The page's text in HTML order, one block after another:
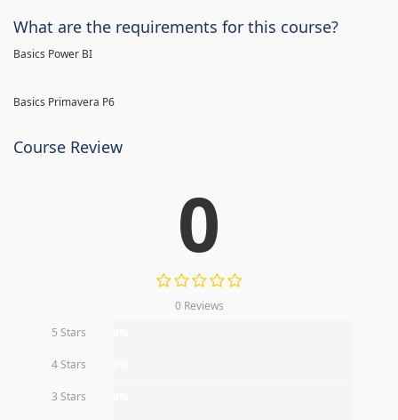
What are the requirements for this course?
Basics Power BI
Basics Primavera P6
Course Review
0
0 Reviews
5 Stars
4 Stars
3 Stars